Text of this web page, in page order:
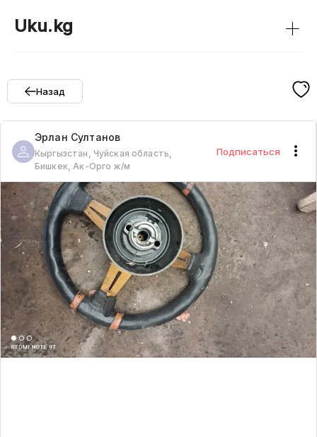
Uku.kg +
Назад
Эрлан Султанов
Кыргызстан, Чуйская область,
Бишкек, Ак-Орго ж/м
Подписаться